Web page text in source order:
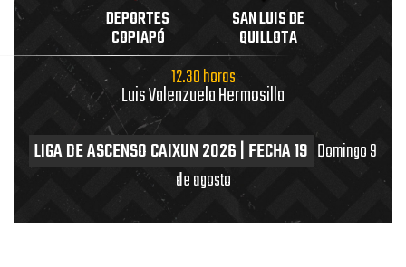
DEPORTES
COPIAPÓ
SAN LUIS DE
QUILLOTA
12.30 horas
Luis Valenzuela Hermosilla
LIGA DE ASCENSO CAIXUN 2026 | FECHA 19 Domingo 9
de agosto